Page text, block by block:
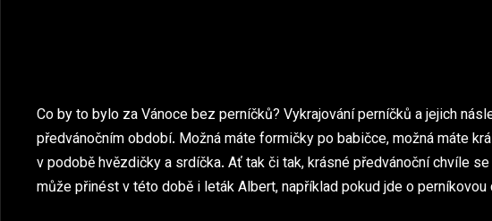
Co by to bylo za Vánoce bez perníčků? Vykrajování perníčků a jejich
předvánočním období. Možná máte formičky po babičce, možná máte
v podobě hvězdičky a srdíčka. Ať tak či tak, krásné předvánoční chvíle
může přinést v této době i leták Albert, například pokud jde o perníkovou